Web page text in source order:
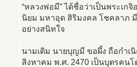
“หลวงพ่อมี” ได้ชื่อว่าเป็นพระเก
นิยม มหาอุด สิริมงคล โชคลาภ
อย่างสนิทใจ
นามเดิม นายบุญมี ขอผึ้ง ถือกำเ
สิงหาคม พ.ศ. 2470 เป็นบุตรคน